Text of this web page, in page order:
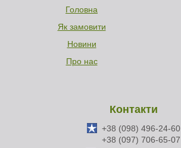
Головна
Як замовити
Новини
Про нас
Контакти
+38 (098) 496-24-60
+38 (097) 706-65-07